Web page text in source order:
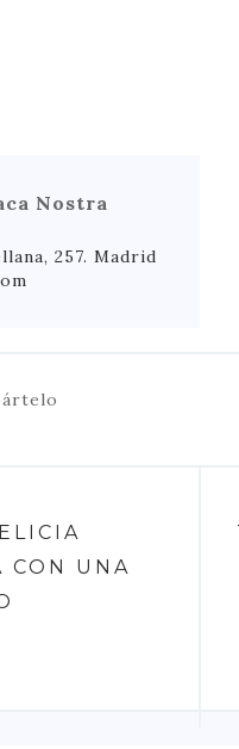
Nostra
257. Madrid
CON UNA